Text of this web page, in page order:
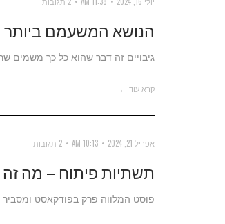
הנושא המשעמם ביותר
גיבויים זה דבר שהוא כל כך משמים
קרא עוד ←
אפריל 21, 2024 10:13 AM 2 תגובות
תשתיות פיתוח – מה
פוסט המלווה פרק בפודקאסט